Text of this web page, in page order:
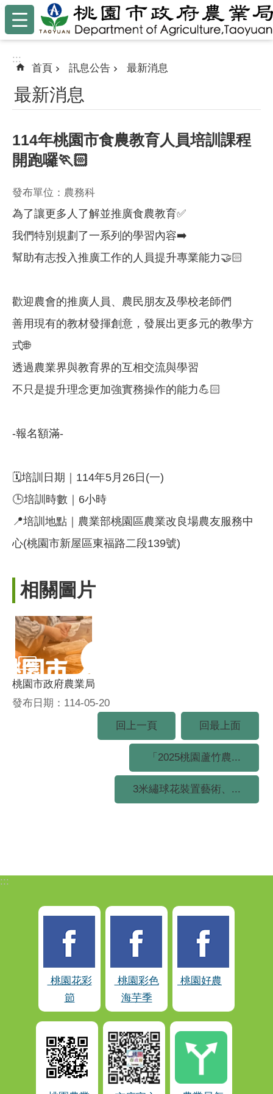
跳到主要內容區塊
:::
:::
首頁 訊息公告 最新消息
最新消息
114年桃園市食農教育人員培訓課程
開跑囉🏃🏻
發布單位：農務科
為了讓更多人了解並推廣食農教育✅
我們特別規劃了一系列的學習內容➡️
幫助有志投入推廣工作的人員提升專業能力🤝🏻
歡迎農會的推廣人員、農民朋友及學校老師們
善用現有的教材發揮創意，發展出更多元的教學方
式🌐
透過農業界與教育界的互相交流與學習
不只是提升理念更加強實務操作的能力💪🏻
-報名額滿-
🗓️培訓日期｜114年5月26日(一)
🕒培訓時數｜6小時
📍培訓地點｜農業部桃園區農業改良場農友服務中
心(桃園市新屋區東福路二段139號)
相關圖片
桃園市政府農業局
發布日期：114-05-20
回上一頁
回最上面
「2025桃園蘆竹農...
3米繡球花裝置藝術、...
:::
桃園花彩
節
桃園彩色
海芋季
桃園好農